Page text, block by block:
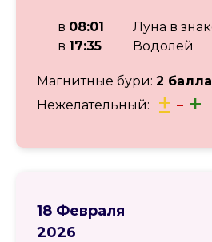
в 08:01
в 17:35
Луна в
Водолей
Магнитные бури: 2 балла
Нежелательный:
± - +
18 Февраля
2026